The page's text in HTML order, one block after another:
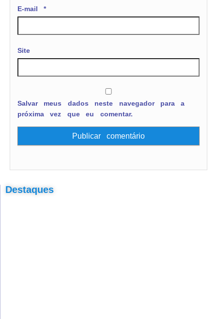
E-mail*
Site
Salvar meus dados neste navegador para a
próxima vez que eu comentar.
Destaques